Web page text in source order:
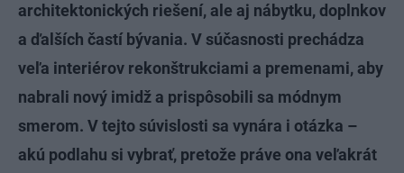
architektonických riešení, ale aj nábytku, doplnkov
a ďalších častí bývania. V súčasnosti prechádza
veľa interiérov rekonštrukciami a premenami, aby
nabrali nový imidž a prispôsobili sa módnym
smerom. V tejto súvislosti sa vynára i otázka –
akú podlahu si vybrať, pretože práve ona veľakrát